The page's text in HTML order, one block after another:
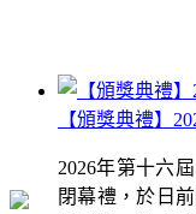
【頒獎典禮】
2026年第十六
閉幕禮，於日